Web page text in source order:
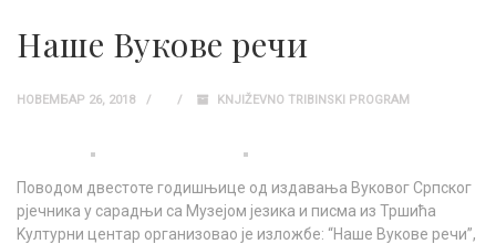
Наше Вукове речи
НОВЕМБАР 26, 2018 KNJIŽEVNO TRIBINSKI PROGRAM
Поводом двестоте годишњице од издавања Вуковог Српског
рјечника у сарадњи са Музејом језика и писма из Тршића
Kултурни центар организовао је изложбе: “Наше Вукове речи”,